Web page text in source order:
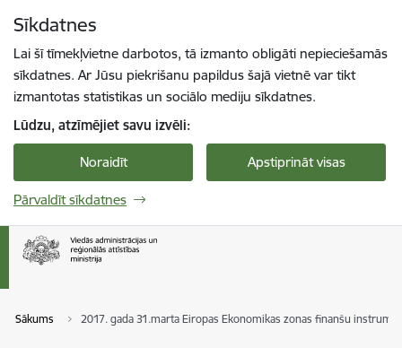
Sīkdatnes
Lai šī tīmekļvietne darbotos, tā izmanto obligāti nepieciešamās
sīkdatnes. Ar Jūsu piekrišanu papildus šajā vietnē var tikt
izmantotas statistikas un sociālo mediju sīkdatnes.
Lūdzu, atzīmējiet savu izvēli:
Noraidīt Apstiprināt visas
Pārvaldīt sīkdatnes
Sākums 2017. gada 31.marta Eiropas Ekonomikas zonas finanšu